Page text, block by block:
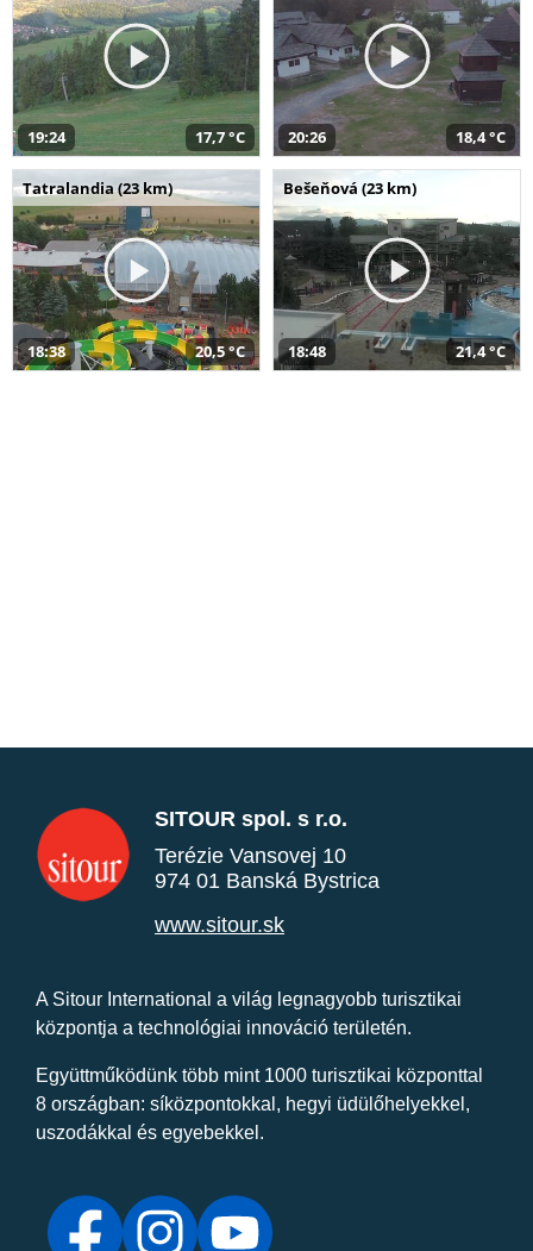
19:24 17,7 °C 20:26 18,4 °C
Tatralandia (23 km)
18:38 20,5 °C
Bešeňová (23 km)
18:48 21,4 °C
SITOUR spol. s r.o.
Terézie Vansovej 10
974 01 Banská Bystrica
www.sitour.sk
A Sitour International a világ legnagyobb turisztikai
központja a technológiai innováció területén.
Együttműködünk több mint 1000 turisztikai központtal
8 országban: síközpontokkal, hegyi üdülőhelyekkel,
uszodákkal és egyebekkel.